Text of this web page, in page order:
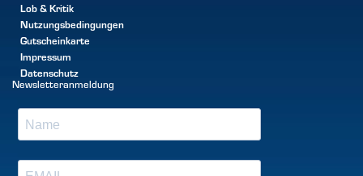
Lob & Kritik
Nutzungsbedingungen
Gutscheinkarte
Impressum
Datenschutz
Newsletteranmeldung